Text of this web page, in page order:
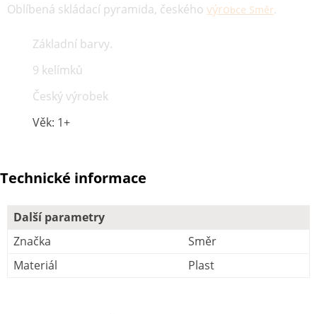
Oblíbená skládací pyramida, českého výrobce Směr.
Základní barvy.
9 kelímků
Český výrobek
Věk: 1+
Technické informace
Další parametry
Značka
Směr
Materiál
Plast